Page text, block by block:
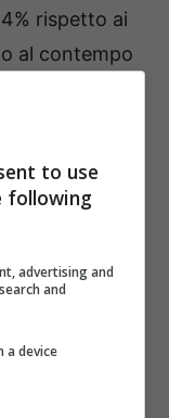
rispetto ai
al contempo
cui giocare.
1TB
consigliato
laDigital
to use
following
advertising and
and
a device